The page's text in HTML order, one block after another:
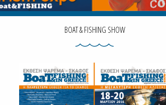
BOAT & FISHING SHOW